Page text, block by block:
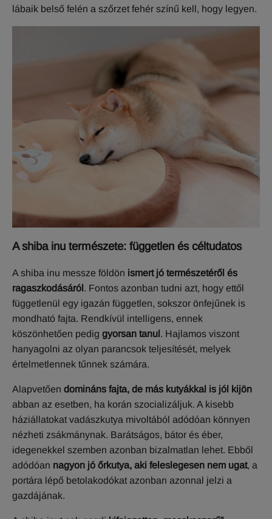
lábaik belső felén a szőrzet fehér színű kell, hogy legyen.
A shiba inu természete: független és céltudatos
A shiba inu messze földön ismert jó természetéről és
ragaszkodásáról . Fontos azonban tudni azt, hogy ettől
függetlenül egy igazán független, sokszor önfejűnek is
mondható fajta. Rendkívül intelligens, ennek
köszönhetően pedig gyorsan tanul . Hajlamos viszont
hanyagolni az olyan parancsok teljesítését, melyek
értelmetlennek tűnnek számára.
Alapvetően domináns fajta, de más kutyákkal is jól kijön
abban az esetben, ha korán szocializáljuk. A kisebb
háziállatokat vadászkutya mivoltából adódóan könnyen
nézheti zsákmánynak. Barátságos, bátor és éber,
idegenekkel szemben azonban bizalmatlan lehet. Ebből
adódóan nagyon jó őrkutya, aki feleslegesen nem ugat, a
portára lépő betolakodókat azonban azonnal jelzi a
gazdájának.